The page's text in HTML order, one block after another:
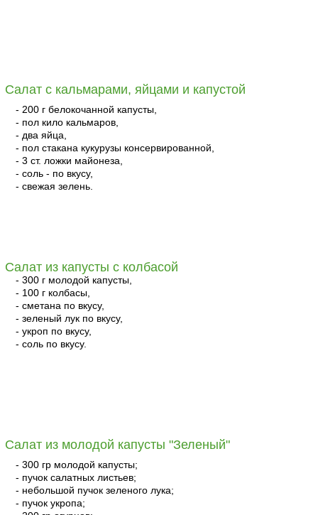
Салат с кальмарами, яйцами и капустой
- 200 г белокочанной капусты,
- пол кило кальмаров,
- два яйца,
- пол стакана кукурузы консервированной,
- 3 ст. ложки майонеза,
- соль - по вкусу,
- свежая зелень.
Салат из капусты с колбасой
- 300 г молодой капусты,
- 100 г колбасы,
- сметана по вкусу,
- зеленый лук по вкусу,
- укроп по вкусу,
- соль по вкусу.
Салат из молодой капусты "Зеленый"
- 300 гр молодой капусты;
- пучок салатных листьев;
- небольшой пучок зеленого лука;
- пучок укропа;